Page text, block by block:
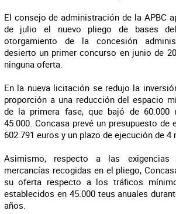
El consejo de administración de la APBC
de julio el nuevo pliego de bases
otorgamiento de la concesión
desierto un primer concurso en junio de
ninguna oferta.
En la nueva licitación se redujo la
proporción a una reducción del espacio
de la primera fase, que bajó de 60.000
45.000. Concasa prevé un presupuesto de
602.791 euros y un plazo de ejecución de 4
Asimismo, respecto a las
mercancías recogidas en el pliego,
su oferta respecto a los tráficos
establecidos en 45.000 teus anuales
años.